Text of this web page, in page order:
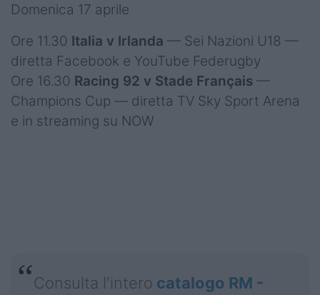
Domenica 17 aprile
Ore 11.30 Italia v Irlanda — Sei Nazioni U18 —
diretta Facebook e YouTube Federugby
Ore 16.30 Racing 92 v Stade Français —
Champions Cup — diretta TV Sky Sport Arena
e in streaming su NOW
Consulta l'intero catalogo RM -